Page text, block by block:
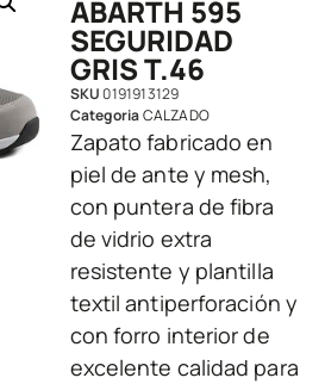
ABARTH 595
SEGURIDAD
GRIS T.46
SKU0191913129
CategoriaCALZADO
Zapato fabricado en
piel de ante y mesh,
con puntera de fibra
de vidrio extra
resistente y plantilla
textil antiperforación y
con forro interior de
excelente calidad para